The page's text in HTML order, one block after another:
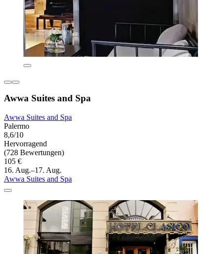
Awwa Suites and Spa
Awwa Suites and Spa
Palermo
8,6/10
Hervorragend
(728 Bewertungen)
105 €
16. Aug.–17. Aug.
Awwa Suites and Spa